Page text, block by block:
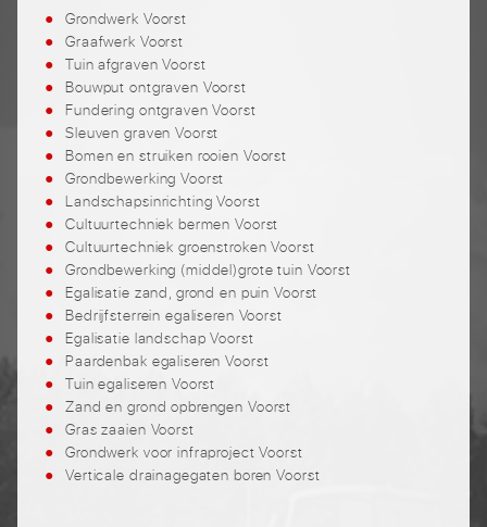
Grondwerk Voorst
Graafwerk Voorst
Tuin afgraven Voorst
Bouwput ontgraven Voorst
Fundering ontgraven Voorst
Sleuven graven Voorst
Bomen en struiken rooien Voorst
Grondbewerking Voorst
Landschapsinrichting Voorst
Cultuurtechniek bermen Voorst
Cultuurtechniek groenstroken Voorst
Grondbewerking (middel)grote tuin Voorst
Egalisatie zand, grond en puin Voorst
Bedrijfsterrein egaliseren Voorst
Egalisatie landschap Voorst
Paardenbak egaliseren Voorst
Tuin egaliseren Voorst
Zand en grond opbrengen Voorst
Gras zaaien Voorst
Grondwerk voor infraproject Voorst
Verticale drainagegaten boren Voorst